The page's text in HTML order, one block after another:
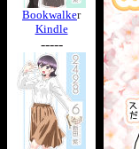
Bookwalker
Kindle
-----